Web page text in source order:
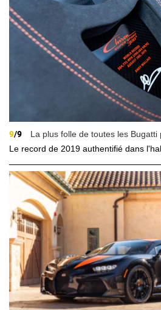
9/9
La plus folle de toutes les
Le record de 2019 authentifié dans